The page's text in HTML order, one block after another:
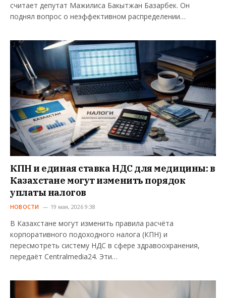
считает депутат Мажилиса Бакытжан Базарбек. Он
поднял вопрос о неэффективном распределении…
КПН и единая ставка НДС для медицины: в
Казахстане могут изменить порядок
уплаты налогов
НОВОСТИ 19 мая, 2026 9:38
В Казахстане могут изменить правила расчёта
корпоративного подоходного налога (КПН) и
пересмотреть систему НДС в сфере здравоохранения,
передаёт Centralmedia24. Эти…